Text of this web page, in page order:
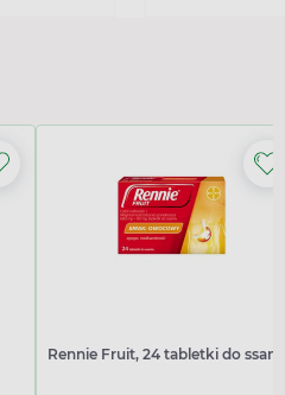
Rennie Fruit, 24 tabletki do